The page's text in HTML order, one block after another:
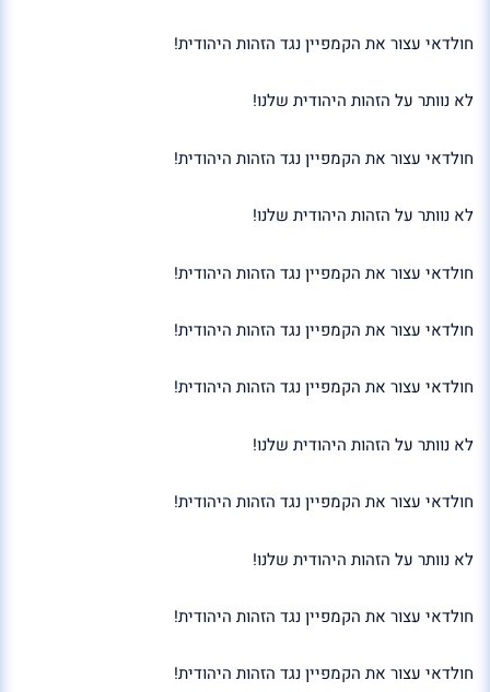
חולדאי עצור את הקמפיין נגד הזהות היהודית!
לא נוותר על הזהות היהודית שלנו!
חולדאי עצור את הקמפיין נגד הזהות היהודית!
לא נוותר על הזהות היהודית שלנו!
חולדאי עצור את הקמפיין נגד הזהות היהודית!
חולדאי עצור את הקמפיין נגד הזהות היהודית!
חולדאי עצור את הקמפיין נגד הזהות היהודית!
לא נוותר על הזהות היהודית שלנו!
חולדאי עצור את הקמפיין נגד הזהות היהודית!
לא נוותר על הזהות היהודית שלנו!
חולדאי עצור את הקמפיין נגד הזהות היהודית!
חולדאי עצור את הקמפיין נגד הזהות היהודית!